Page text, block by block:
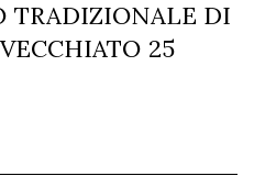
TRADIZIONALE DI
25